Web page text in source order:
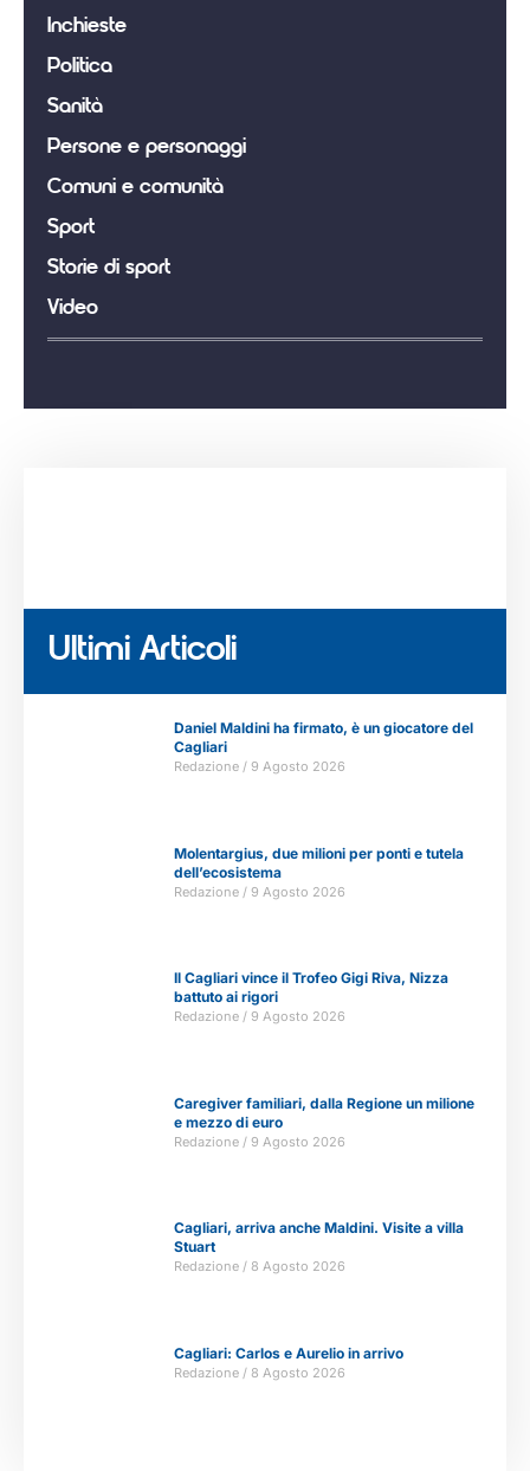
Inchieste
Politica
Sanità
Persone e personaggi
Comuni e comunità
Sport
Storie di sport
Video
Ultimi Articoli
Daniel Maldini ha firmato, è un giocatore del
Cagliari
Redazione 9 Agosto 2026
Molentargius, due milioni per ponti e tutela
dell’ecosistema
Redazione 9 Agosto 2026
Il Cagliari vince il Trofeo Gigi Riva, Nizza
battuto ai rigori
Redazione 9 Agosto 2026
Caregiver familiari, dalla Regione un milione
e mezzo di euro
Redazione 9 Agosto 2026
Cagliari, arriva anche Maldini. Visite a villa
Stuart
Redazione 8 Agosto 2026
Cagliari: Carlos e Aurelio in arrivo
Redazione 8 Agosto 2026